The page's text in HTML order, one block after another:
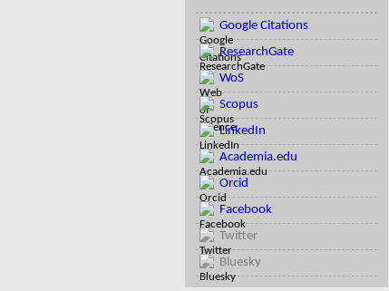
Google Citations
ResearchGate
WoS
Scopus
LinkedIn
Academia.edu
Orcid
Facebook
Twitter
Bluesky